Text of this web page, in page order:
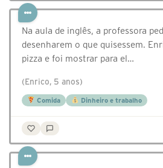
Na aula de inglês, a professora
desenharem o que quisessem.
pizza e foi mostrar para el…
(Enrico, 5 anos)
Comida Dinheiro e trabalho